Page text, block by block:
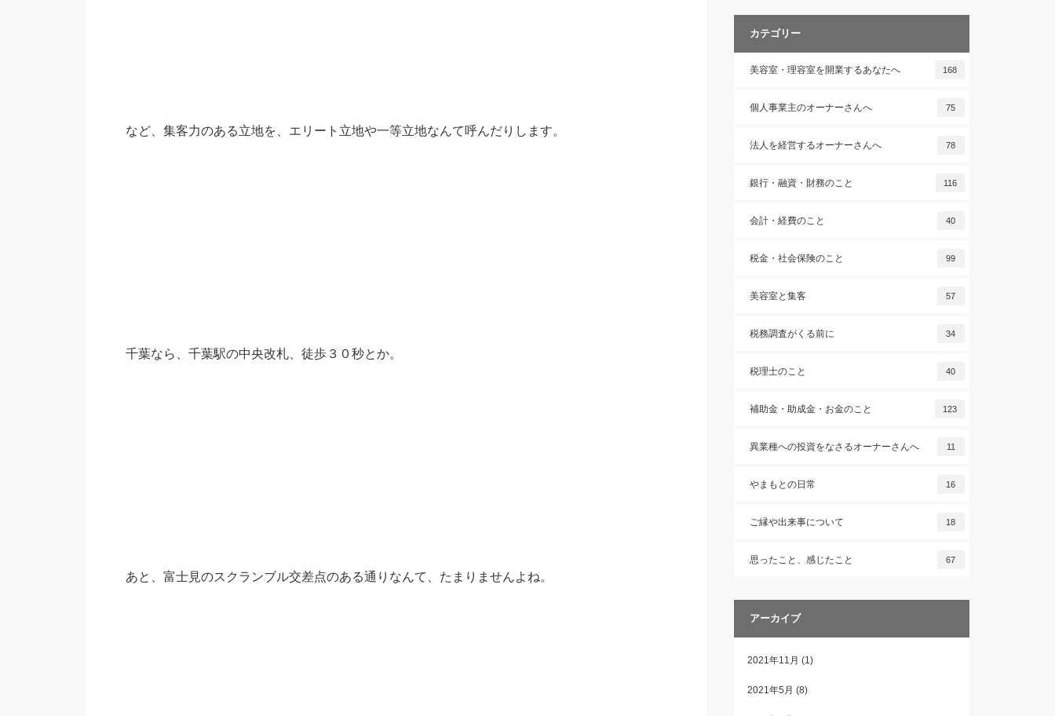
など、集客力のある立地を、エリート立地や一等立地なんて呼んだりします。
千葉なら、千葉駅の中央改札、徒歩３０秒とか。
あと、富士見のスクランブル交差点のある通りなんて、たまりませんよね。
カテゴリー
美容室・理容室を開業するあなたへ 168
個人事業主のオーナーさんへ 75
法人を経営するオーナーさんへ 78
銀行・融資・財務のこと 116
会計・経費のこと 40
税金・社会保険のこと 99
美容室と集客 57
税務調査がくる前に 34
税理士のこと 40
補助金・助成金・お金のこと 123
異業種への投資をなさるオーナーさんへ 11
やまもとの日常 16
ご縁や出来事について 18
思ったこと、感じたこと 67
アーカイブ
2021年11月 (1)
2021年5月 (8)